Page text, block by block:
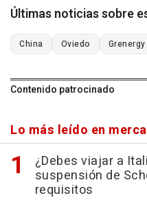
Últimas noticias sobre
China Oviedo Grenergy
Contenido patrocinado
Lo más leído en
¿Debes viajar a
suspensión de
requisitos